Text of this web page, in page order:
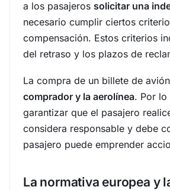
a los pasajeros solicitar una
necesario cumplir ciertos
compensación. Estos criterios
del retraso y los plazos de
La compra de un billete de
comprador y la aerolínea. Por
garantizar que el pasajero
considera responsable y debe
pasajero puede emprender
La normativa europea y